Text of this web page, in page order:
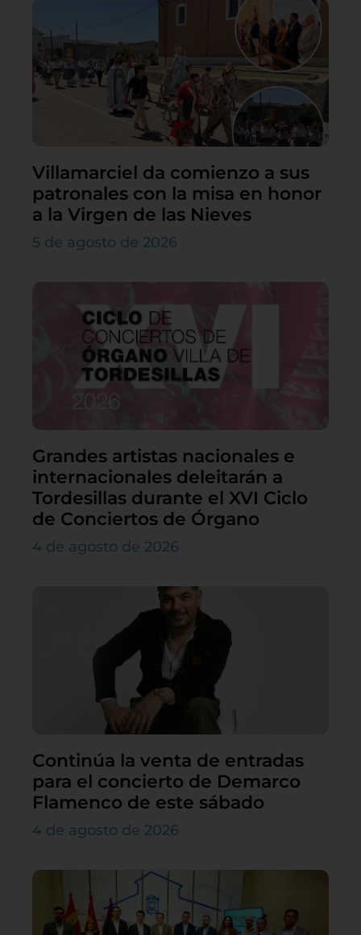
Villamarciel da comienzo a sus
patronales con la misa en honor
a la Virgen de las Nieves
5 de agosto de 2026
Grandes artistas nacionales e
internacionales deleitarán a
Tordesillas durante el XVI Ciclo
de Conciertos de Órgano
4 de agosto de 2026
Continúa la venta de entradas
para el concierto de Demarco
Flamenco de este sábado
4 de agosto de 2026